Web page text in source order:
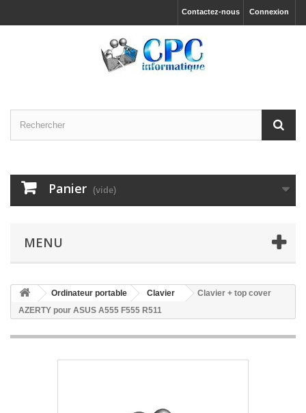
Connexion
Contactez-nous
Panier (vide)
MENU
Ordinateur portable Clavier
Clavier + top cover
AZERTY pour ASUS A555 F555 R511